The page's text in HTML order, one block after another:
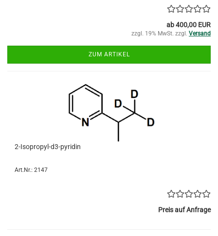
ab 400,00 EUR
zzgl. 19% MwSt. zzgl. Versand
ZUM ARTIKEL
2-Isopropyl-d3-pyridin
Art.Nr.: 2147
Preis auf Anfrage